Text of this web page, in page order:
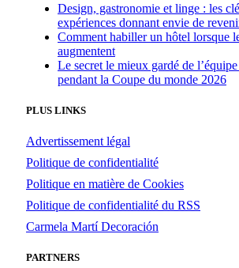
Design, gastronomie et linge : les
expériences donnant envie de
Comment habiller un hôtel lorsque
augmentent
Le secret le mieux gardé de l’équipe
pendant la Coupe du monde 2026
PLUS LINKS
Advertissement légal
Politique de confidentialité
Politique en matière de Cookies
Politique de confidentialité du RSS
Carmela Martí Decoración
PARTNERS